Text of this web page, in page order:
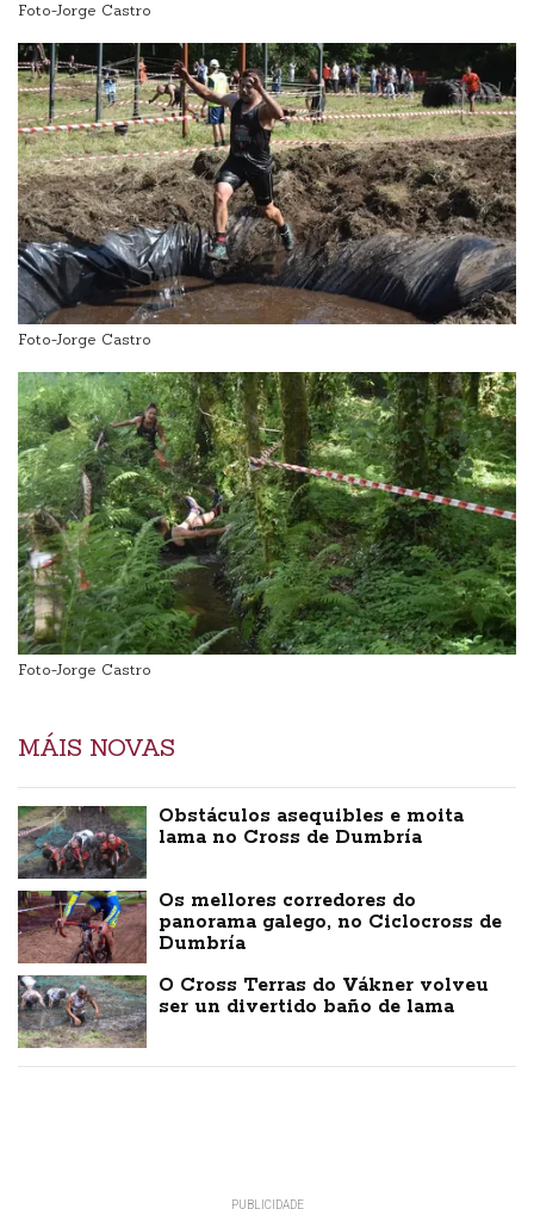
Foto-Jorge Castro
Foto-Jorge Castro
Foto-Jorge Castro
MÁIS NOVAS
Obstáculos asequibles e moita
lama no Cross de Dumbría
Os mellores corredores do
panorama galego, no Ciclocross de
Dumbría
O Cross Terras do Vákner volveu
ser un divertido baño de lama